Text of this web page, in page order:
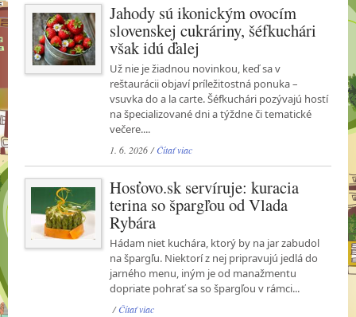
Jahody sú ikonickým ovocím
slovenskej cukráriny, šéfkuchári
však idú ďalej
Už nie je žiadnou novinkou, keď sa v
reštaurácii objaví príležitostná ponuka –
vsuvka do a la carte. Šéfkuchári pozývajú hostí
na špecializované dni a týždne či tematické
večere....
1. 6. 2026 /Čítať viac
Hosťovo.sk servíruje: kuracia
terina so špargľou od Vlada
Rybára
Hádam niet kuchára, ktorý by na jar zabudol
na špargľu. Niektorí z nej pripravujú jedlá do
jarného menu, iným je od manažmentu
dopriate pohrať sa so špargľou v rámci...
/Čítať viac